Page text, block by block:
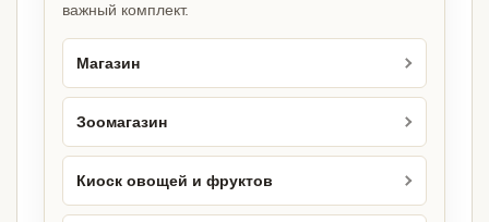
важный комплект.
Магазин
Зоомагазин
Киоск овощей и фруктов